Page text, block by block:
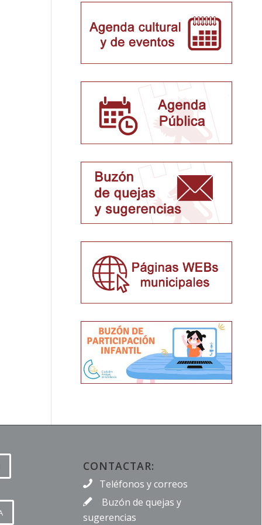
CONTACTAR:
Teléfonos y correos
Buzón de quejas y
sugerencias